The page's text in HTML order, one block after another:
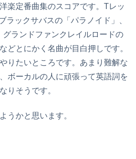
楽定番曲集のスコアです。Tレッ
ラックサバスの「パラノイド」、
グランドファンクレイルロードの
どとにかく名曲が目白押しです。
りたいところです。あまり難解な
ボーカルの人に頑張って英語詞を
りそうです。
うかと思います。